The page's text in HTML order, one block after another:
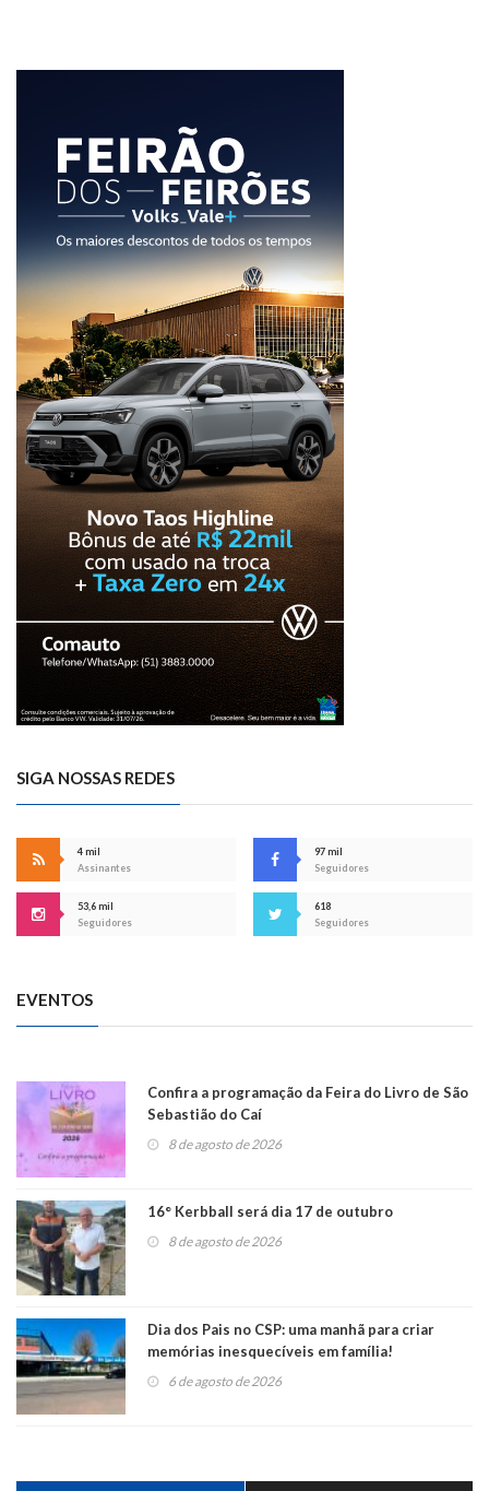
SIGA NOSSAS REDES
4 mil
Assinantes
97 mil
Seguidores
53,6 mil
Seguidores
618
Seguidores
EVENTOS
Confira a programação da Feira do Livro de São
Sebastião do Caí
8 de agosto de 2026
16° Kerbball será dia 17 de outubro
8 de agosto de 2026
Dia dos Pais no CSP: uma manhã para criar
memórias inesquecíveis em família!
6 de agosto de 2026